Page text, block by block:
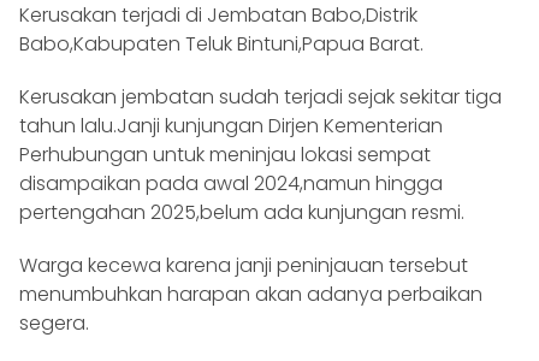
Kerusakan terjadi di Jembatan Babo,Distrik
Babo,Kabupaten Teluk Bintuni,Papua Barat.
Kerusakan jembatan sudah terjadi sejak sekitar tiga
tahun lalu.Janji kunjungan Dirjen Kementerian
Perhubungan untuk meninjau lokasi sempat
disampaikan pada awal 2024,namun hingga
pertengahan 2025,belum ada kunjungan resmi.
Warga kecewa karena janji peninjauan tersebut
menumbuhkan harapan akan adanya perbaikan
segera.